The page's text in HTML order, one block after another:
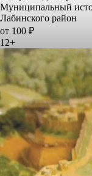
Муниципальный
Лабинского район
от 100 ₽
12+